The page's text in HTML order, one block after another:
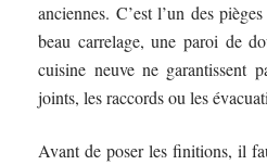
anciennes. C’est l’un des
beau carrelage, une paroi de
cuisine neuve ne garantissent
joints, les raccords ou les
Avant de poser les finitions, il